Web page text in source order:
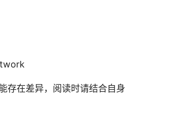
存在差异，阅读时请结合自身